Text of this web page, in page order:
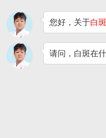
您好，关于白
请问，白斑在